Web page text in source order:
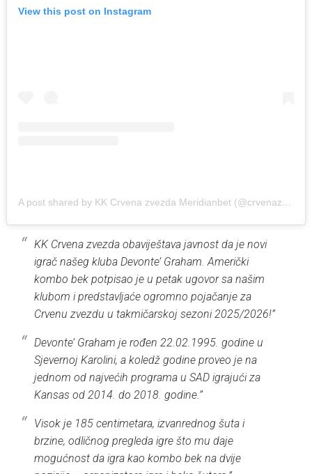
View this post on Instagram
A post shared by KK Crvena zvezda Meridianbet (@crvenazvezdakk)
KK Crvena zvezda obaviještava javnost da je novi
igrač našeg kluba Devonte’ Graham. Američki
kombo bek potpisao je u petak ugovor sa našim
klubom i predstavljaće ogromno pojačanje za
Crvenu zvezdu u takmičarskoj sezoni 2025/2026!”
Devonte’ Graham je rođen 22.02.1995. godine u
Sjevernoj Karolini, a koledž godine proveo je na
jednom od najvećih programa u SAD igrajući za
Kansas od 2014. do 2018. godine.”
Visok je 185 centimetara, izvanrednog šuta i
brzine, odličnog pregleda igre što mu daje
mogućnost da igra kao kombo bek na dvije